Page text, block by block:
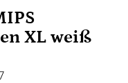
XL weiß